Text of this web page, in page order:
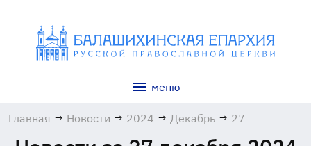
меню
Главная → Новости → 2024 → Декабрь → 27